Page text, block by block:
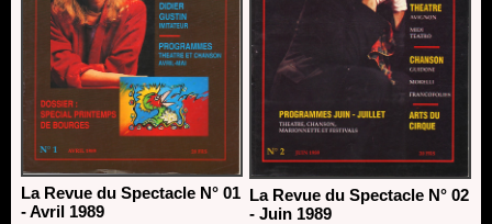
La Revue du Spectacle N° 01
- Avril 1989
La Revue du Spectacle N° 02
- Juin 1989